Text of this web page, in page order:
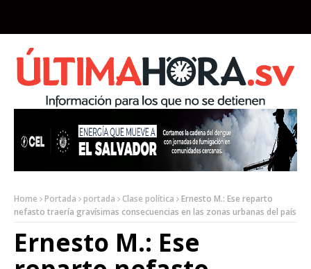
Home Portada portada Clase política
Ernesto M.: Ese reparto
nefasto traería gravísimas consecuencias en las zonas urbanas del país
Ernesto M.: Ese